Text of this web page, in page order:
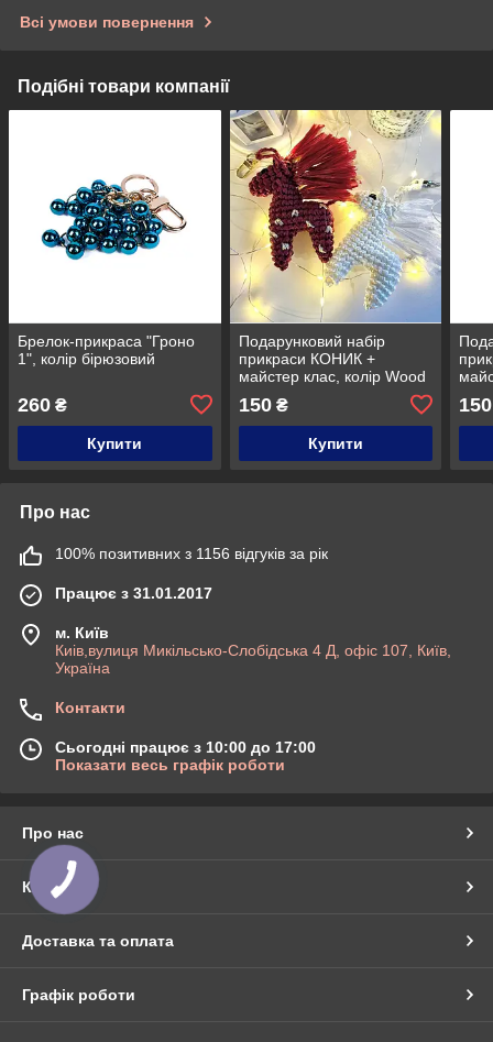
Всі умови повернення
Подібні товари компанії
Брелок-прикраса "Гроно
1", колір бірюзовий
260 ₴
Купити
Подарунковий набір
прикраси КОНИК +
майстер клас, колір Wood
150₴
Купити
150
Про нас
100% позитивних з 1156 відгуків за рік
Працює з 31.01.2017
м. Київ
Киів,вулиця Микільсько-Слобідська 4 Д, офіс 107, Київ,
Україна
Контакти
Сьогодні працює з 10:00 до 17:00
Показати весь графік роботи
Про нас
Контакти
Доставка та оплата
Графік роботи